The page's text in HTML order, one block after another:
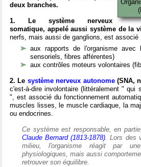
deux branches.
1. Le système nerveux
somatique, appelé aussi système de la
nerfs, mais aussi de ganglions, est associé
aux rapports de l'organisme avec
sensoriels, fibres afférentes)
aux contrôles moteurs volontaires
2. Le système nerveux autonome(SNA,
c'est-à-dire involontaire (littéralement " qui
", est associé du fonctionnement
muscles lisses, le muscle cardiaque, la
ou endocrines.
Ce système est responsable, en
Claude Bernard (1813-1878). Lors des
milieu, l'organisme réagit par
physiologiques, mais aussi
retrouver son équilibre.